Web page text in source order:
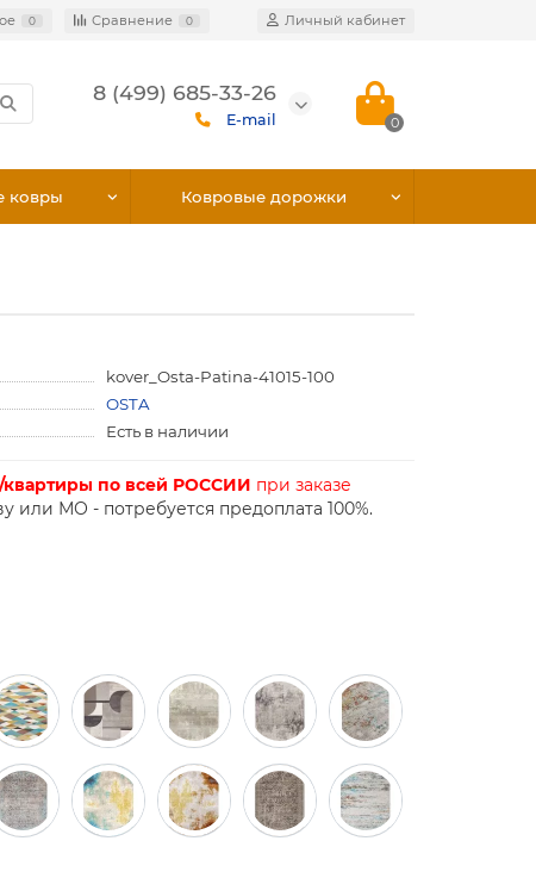
0 Сравнение 0 Личный кабинет
8 (499) 685-33-26
E-mail 0
ковры Ковровые дорожки
kover_Osta-Patina-41015-100
OSTA
Есть в наличии
квартиры по всей РОССИИ при заказе
или МО - потребуется предоплата 100%.